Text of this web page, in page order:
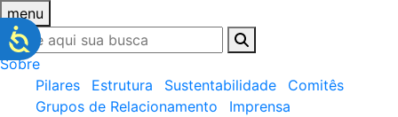
menu
Sobre
Pilares
Estrutura Sustentabilidade
Comitês
Grupos de Relacionamento
Imprensa